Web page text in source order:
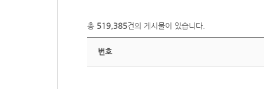
총 519,385건의 게시물이 있습니다.
번호